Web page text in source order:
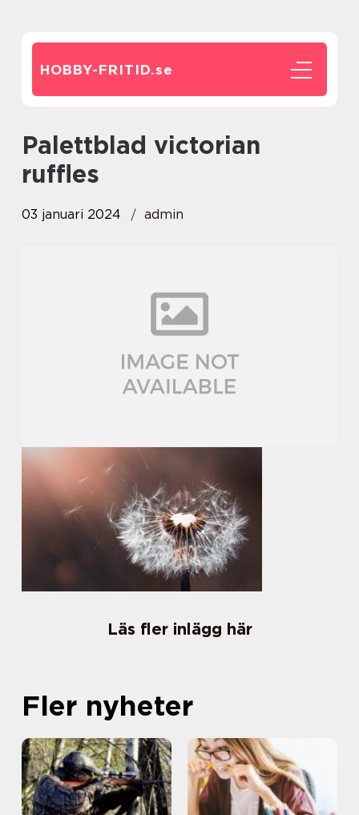
HOBBY-FRITID.se
palettblad victorian
ruffles
03 januari 2024 admin
Läs fler inlägg här
Fler nyheter